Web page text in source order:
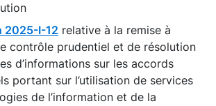
2025-I-12 relative à la remise à
contrôle prudentiel et de résolution
d’informations sur les accords
portant sur l’utilisation de services
de l’information et de la